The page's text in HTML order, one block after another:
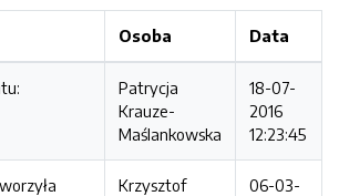
Osoba Data
Patrycja
Krauze-
Maślankowska
18-07-
2016
12:23:45
Krzysztof
06-03-